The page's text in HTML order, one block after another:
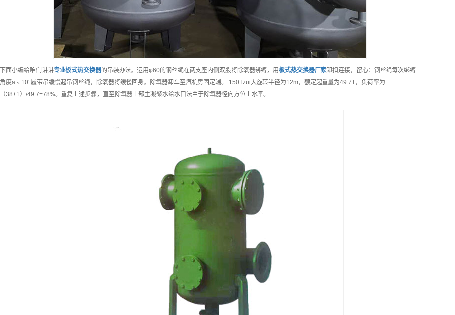
下面小编给咱们讲讲专业板式热交换器的吊装办法。运用φ60的钢丝绳在两支座内侧双股将除氧器绑缚，用板式热交换器厂家卸扣连接，留心：钢丝绳每次绑缚
角度a﹤10°履带吊缓慢起吊钢丝绳，除氧器将缓慢回身。除氧器卸车至汽机房固定端。 150Tzui大旋转半径为12m，额定起重量为49.7T，负荷率为
（38+1）/49.7=78%。重复上述步骤，直至除氧器上部主凝聚水给水口法兰于除氧器径向方位上水平。